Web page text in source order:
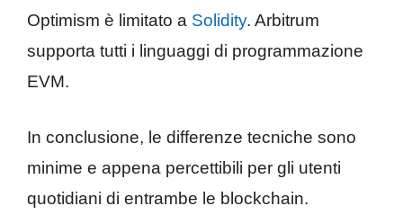
Optimism è limitato a Solidity. Arbitrum
supporta tutti i linguaggi di programmazione
EVM.
In conclusione, le differenze tecniche sono
minime e appena percettibili per gli utenti
quotidiani di entrambe le blockchain.